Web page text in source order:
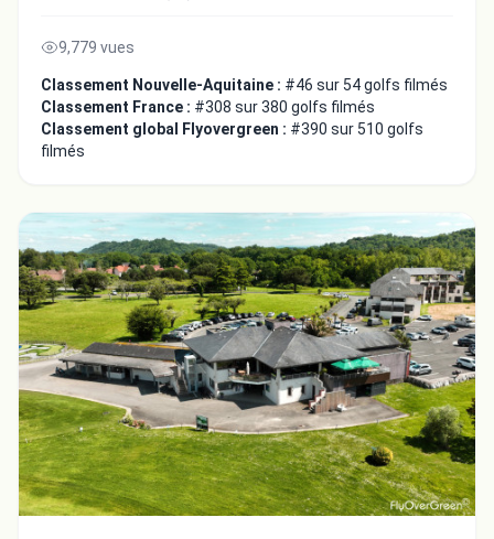
9,779 vues
Classement Nouvelle-Aquitaine : #46 sur 54 golfs filmés
Classement France : #308 sur 380 golfs filmés
Classement global Flyovergreen : #390 sur 510 golfs
filmés